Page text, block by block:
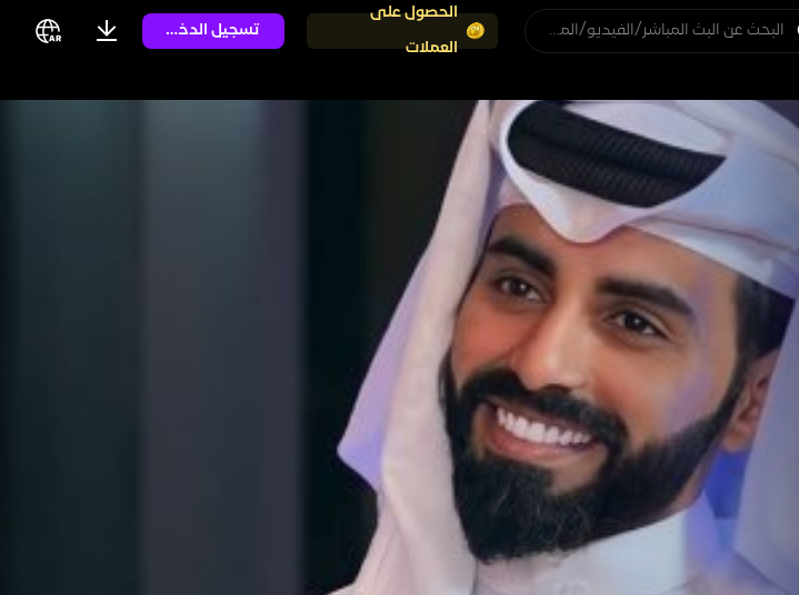
البحث عن البث المباشر/الفيديو/المستخدم
الحصول على
العملات
تسجيل الدخول